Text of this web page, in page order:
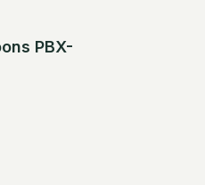
PBX-